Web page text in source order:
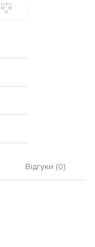
Відгуки (0)